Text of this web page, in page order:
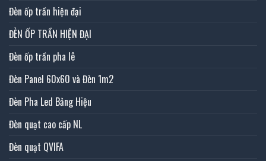
Đèn ốp trần hiện đại
ĐÈN ỐP TRẦN HIỆN ĐẠI
Đèn ốp trần pha lê
Đèn Panel 60x60 và Đèn 1m2
Đèn Pha Led Bảng Hiệu
Đèn quạt cao cấp NL
Đèn quạt QVIFA